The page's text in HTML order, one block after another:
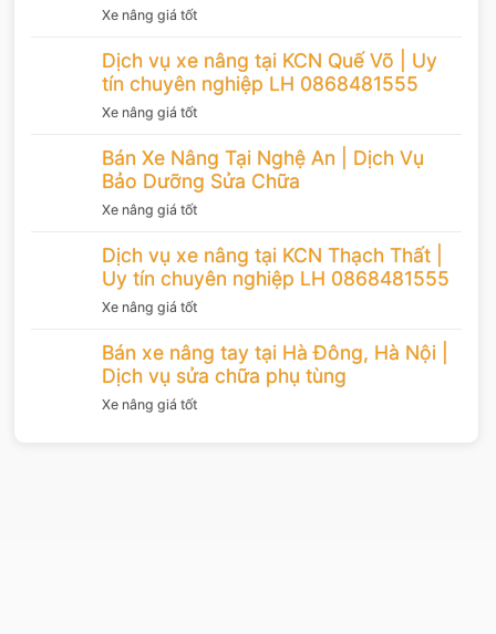
Xe nâng giá tốt
Dịch vụ xe nâng tại KCN Quế Võ | Uy
tín chuyên nghiệp LH 0868481555
Xe nâng giá tốt
Bán Xe Nâng Tại Nghệ An | Dịch Vụ
Bảo Dưỡng Sửa Chữa
Xe nâng giá tốt
Dịch vụ xe nâng tại KCN Thạch Thất |
Uy tín chuyên nghiệp LH 0868481555
Xe nâng giá tốt
Bán xe nâng tay tại Hà Đông, Hà Nội |
Dịch vụ sửa chữa phụ tùng
Xe nâng giá tốt